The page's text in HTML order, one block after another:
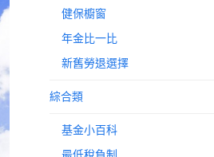
健保櫥窗
年金比一比
新舊勞退選擇
綜合類
基金小百科